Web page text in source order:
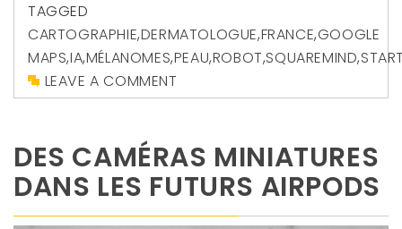
TAGGED
CARTOGRAPHIE,DERMATOLOGUE,FRANCE,GOOGLE
MAPS,IA,MÉLANOMES,PEAU,ROBOT,SQUAREMIND,
LEAVE A COMMENT
DES CAMÉRAS MINIATURES
DANS LES FUTURS AIRPODS